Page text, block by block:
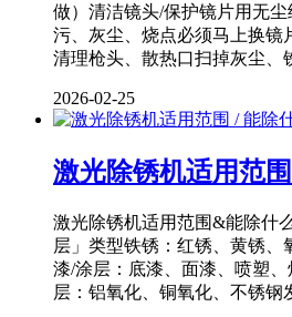
做）清洁镜头/保护镜片用无
污、灰尘、烧点必须马上换镜
清理枪头、散热口扫掉灰尘、
2026-02-25
激光除锈机适用范
激光除锈机适用范围&能除什
层」类型铁锈：红锈、黄锈、
漆/涂层：底漆、面漆、喷塑
层：铝氧化、铜氧化、不锈钢